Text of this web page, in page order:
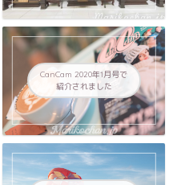
CanCam 2020年1月号で
紹介されました